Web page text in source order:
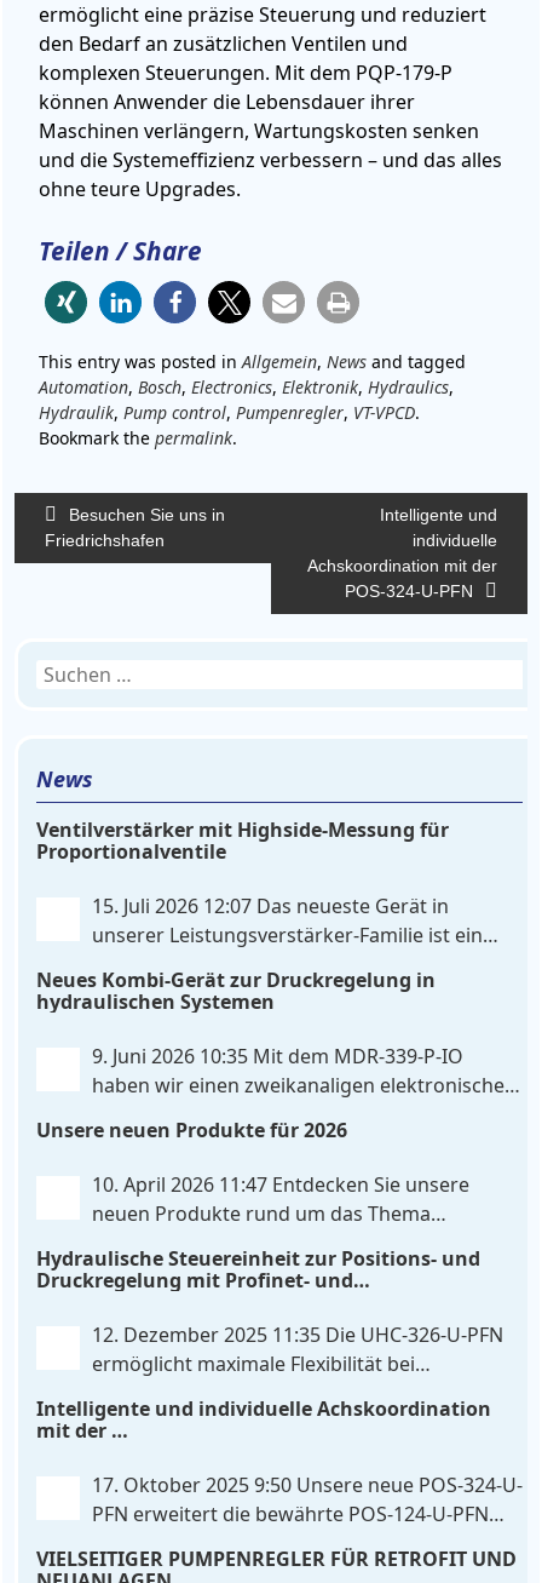
ermöglicht eine präzise Steuerung und reduziert
den Bedarf an zusätzlichen Ventilen und
komplexen Steuerungen. Mit dem PQP-179-P
können Anwender die Lebensdauer ihrer
Maschinen verlängern, Wartungskosten senken
und die Systemeffizienz verbessern – und das alles
ohne teure Upgrades.
Teilen / Share
This entry was posted inAllgemein, News and tagged
Automation, Bosch, Electronics, Elektronik, Hydraulics,
Hydraulik, Pump control, Pumpenregler, VT-VPCD.
Bookmark the permalink.
Beitragsnavigation
Besuchen Sie uns in
Friedrichshafen
Intelligente und
individuelle
Achskoordination mit der
POS-324-U-PFN
Suchen
News
Ventilverstärker mit Highside-Messung für
Proportionalventile
15. Juli 2026 12:07 Das neueste Gerät in
unserer Leistungsverstärker-Familie ist ein
Ventilverstärker mit Highside-Messung Zur
Differenzeingang, der flexibel für Sollwertsignale
von 0…10V oder 4…20mA konfiguriert werden kann.
Neues Kombi-Gerät zur Druckregelung in
hydraulischen Systemen
9. Juni 2026 10:35 Mit dem MDR‑339‑P‑IO
haben wir einen zweikanaligen elektronischen
IO‑Link‑Kommunikation direkt mit integrierten
Leistungsendstufen vereint – eine Kombination, die
es so bislang nicht gibt. Die Anbindung an die
Unsere neuen Produkte für 2026
10. April 2026 11:47 Entdecken Sie unsere
neuen Produkte rund um das Thema
machen Ihre Anlagen noch effizienter, zuverlässiger
Positionier- und Gleichlaufregelbaugruppe UHC-
326-U-PFN Hydraulisches Steuergerät zur Positions-
Hydraulische Steuereinheit zur Positions- und
Druckregelung mit Profinet- und
12. Dezember 2025 11:35 Die UHC-326-U-PFN
ermöglicht maximale Flexibilität bei
Funktion der UHC-126-U-PFN bleibt erhalten,
Anpassungsmöglichkeiten. Die UHC-326-U-PFN ist
ein hydraulisches Steuergerät zur genauen
. . .
Intelligente und individuelle Achskoordination
mit der
17. Oktober 2025 9:50 Unsere neue POS-324-U-
PFN erweitert die bewährte POS-124-U-PFN
um vier neue Features: intelligente
Achskoordination und individuelle
VIELSEITIGER PUMPENREGLER FÜR RETROFIT UND